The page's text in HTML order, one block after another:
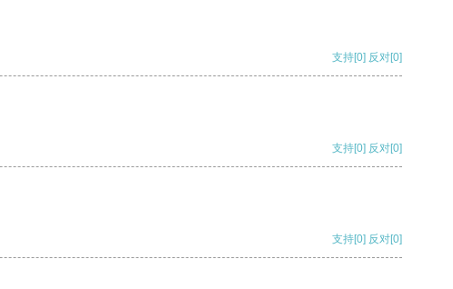
支持[0] 反对[0]
支持[0] 反对[0]
支持[0] 反对[0]